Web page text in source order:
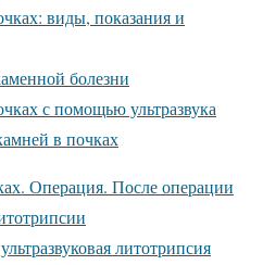
виды, показания и
болезни
с помощью ультразвука
в почках
Операция. После операции
литотрипсия